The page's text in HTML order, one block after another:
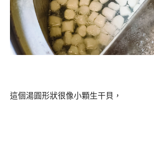
這個湯圓形狀很像小顆生干貝，